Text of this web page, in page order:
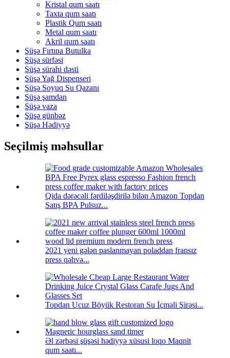
Kristal qum saatı
Taxta qum saatı
Plastik Qum saatı
Metal qum saatı
Akril qum saatı
Şüşə Fırtına Butulka
Şüşə sürfəsi
Şüşə sürahi dəsti
Şüşə Yağ Dispenseri
Şüşə Soyuq Su Qazanı
Şüşə şamdan
Şüşə vaza
Şüşə günbəz
Şüşə Hədiyyə
Seçilmiş məhsullar
Qida dərəcəli fərdiləşdirilə bilən Amazon Topdan
Satış BPA Pulsuz...
2021 yeni gələn paslanmayan poladdan fransız
press qəhvə...
Topdan Ucuz Böyük Restoran Su İçməli Şirəsi...
Əl zərbəsi şüşəsi hədiyyə xüsusi loqo Maqnit
qum saatı...